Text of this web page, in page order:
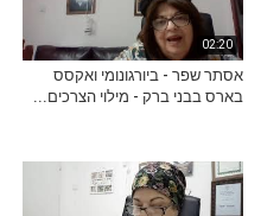
02:20
אסתר שפר - ביורגונומי ואקסס
בארס בבני ברק - מילוי הצרכים...